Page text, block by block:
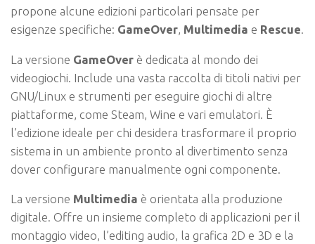
propone alcune edizioni particolari pensate per
esigenze specifiche: GameOver Multimedia e Rescue
La versione GameOver è dedicata al mondo dei
videogiochi. Include una vasta raccolta di titoli nativi per
GNU/Linux e strumenti per eseguire giochi di altre
piattaforme, come Steam, Wine e vari emulatori. È
l’edizione ideale per chi desidera trasformare il proprio
sistema in un ambiente pronto al divertimento senza
dover configurare manualmente ogni componente.
La versione Multimedia è orientata alla produzione
digitale. Offre un insieme completo di applicazioni per il
montaggio video, l’editing audio, la grafica 2D e 3D e la